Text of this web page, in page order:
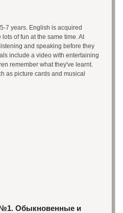
7 years. English is acquired
of fun at the same time. At
and speaking before they
include a video with entertaining
remember what they've learnt.
as picture cards and musical
№1. Обыкновенные и